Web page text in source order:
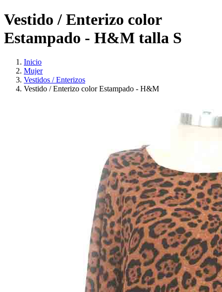
Vestido / Enterizo color
Estampado - H&M talla S
Inicio
Mujer
Vestidos / Enterizos
Vestido / Enterizo color Estampado - H&M